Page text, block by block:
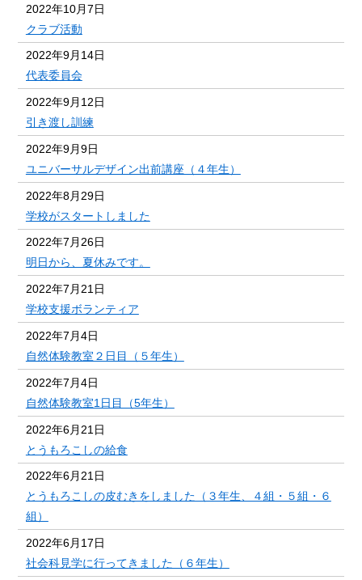
2022年10月7日
クラブ活動
2022年9月14日
代表委員会
2022年9月12日
引き渡し訓練
2022年9月9日
ユニバーサルデザイン出前講座（４年生）
2022年8月29日
学校がスタートしました
2022年7月26日
明日から、夏休みです。
2022年7月21日
学校支援ボランティア
2022年7月4日
自然体験教室２日目（５年生）
2022年7月4日
自然体験教室1日目（5年生）
2022年6月21日
とうもろこしの給食
2022年6月21日
とうもろこしの皮むきをしました（３年生、４組・５組・６
組）
2022年6月17日
社会科見学に行ってきました（６年生）